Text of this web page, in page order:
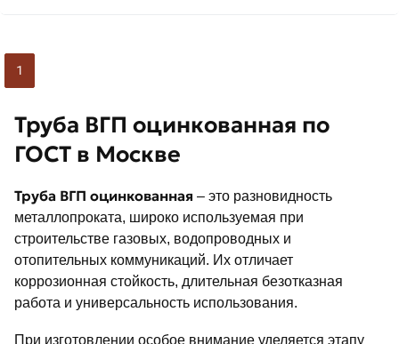
1
Труба ВГП оцинкованная по
ГОСТ в Москве
Труба ВГП оцинкованная – это разновидность
металлопроката, широко используемая при
строительстве газовых, водопроводных и
отопительных коммуникаций. Их отличает
коррозионная стойкость, длительная безотказная
работа и универсальность использования.
При изготовлении особое внимание уделяется этапу